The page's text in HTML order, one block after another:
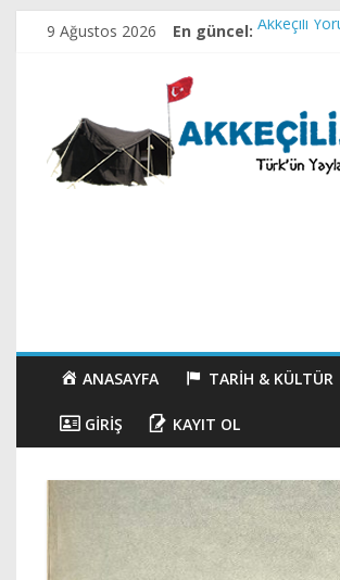
9 Ağustos 2026 En güncel: Akkeçili
Akkeçili
ANASAYFA TARIH & KÜLTÜR
GIRIŞ KAYIT OL